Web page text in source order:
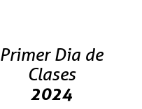
Primer Dia de
Clases
2024